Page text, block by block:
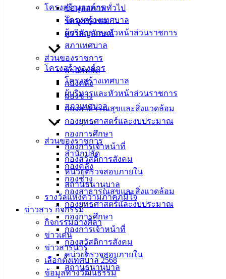
โครงสร้างองค์กร
โครงสร้างเทศบาล
ผู้บริหารและหัวหน้าส่วนราชการ
สภาเทศบาล
ส่วนของราชการ
สำนักปลัด
กองคลัง
กองช่าง
กองสาธารณสุขและสิ่งแวดล้อม
กองยุทธศาสตร์และงบประมาณ
กองการศึกษา
กองการเจ้าหน้าที่
กองสวัสดิการสังคม
หน่วยตรวจสอบภายใน
สถานธนานุบาล
รางวัลแห่งความภาคภูมิใจ
ข่าวสาร กิจกรรม
กิจกรรมอ่างศิลา
ข่าวเด่น
ข่าวสารน่ารู้
เลือกตั้งเทศบาล 2568
ข้อมูลทางวัฒนธรรม
ข้อมูลสภาพทั่วไป
ข้อมูลชุมชน
ตราสัญลักษณ์
โครงสร้างองค์กร
โครงสร้างเทศบาล
ผู้บริหารและหัวหน้าส่วนราชการ
สภาเทศบาล
ส่วนของราชการ
สำนักปลัด
กองคลัง
กองช่าง
กองสาธารณสุขและสิ่งแวดล้อม
กองยุทธศาสตร์และงบประมาณ
กองการศึกษา
กองการเจ้าหน้าที่
กองสวัสดิการสังคม
หน่วยตรวจสอบภายใน
สถานธนานุบาล
กิจกรรมอ่างศิลา
วันที่ 12 มีนาคม พ.ศ. 2569 นายวินัย พ้นภัยพาล นายกเทศมนตรี
เมืองอ่างศิลา พร้อมด้วยคณะผู้บริหาร สมาชิกสภาเทศบาล
หัวหน้าส่วนราชการ และพนักงานเทศบาลเมืองอ่างศิลา ร่วม
ให้การต้อนรับ ท่านผู้หญิงสิริกิติยา เจนเซน ในโอกาสเดินทางมา
ศึกษาดูงาน ณ พิพิธภัณฑ์เฉลิมพระเกียรติ 72 พรรษา มหาราช
ในการนี้ นายนริศ นิรามัยวงศ์ ผู้ว่าราชการจังหวัดชลบุรี พร้อม
ด้วย นางสุพิณญา นิรามัยวงศ์ นายกเหล่ากาชาดจังหวัดชลบุรี
นำคณะหัวหน้าส่วนราชการในพื้นที่ร่วมให้การต้อนรับ
ในการศึกษาดูงานครั้งนี้ ภายใต้โครงการพัฒนาบุคลากรสำนัก
วรรณกรรมและประวัติศาสตร์ ปีงบฯ 2569 “การพัฒนางานเขียน
สู่โครงร่างการวิจัย : พื้นที่ศึกษาจังหวัดชลบุรี ในมิติทาง
วรรณกรรม ประวัติศาสตร์ และจารีตประเพณี” ซึ่งจัดขึ้น
ระหว่างวันที่ 11–13 มีนาคม พ.ศ. 2569 เพื่อเพิ่มพูนทักษะการเก็บ
ข้อมูลภาคสนามและการเขียนโครงร่างการวิจัยให้แก่บุคลากร
ในการนี้ คณะได้เข้ารับฟังการบรรยายทางวิชาการเรื่อง
“พัฒนาการทางประวัติศาสตร์ในพื้นที่ตำบลอ่างศิลา ตั้งแต่สมัย
ต้นรัตนโกสินทร์ถึงปัจจุบัน โดยได้รับเกียรติวิทยากรจากทาง
เทศบาลเมืองอ่างศิลา และนักอักษรศาสตร์จากสำนัก
วรรณกรรมและประวัติศาสตร์ และนักเรียนจากโรงเรียนอ่าง